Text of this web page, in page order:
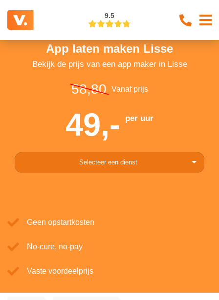
9.5
App laten maken Lisse
Bekijk de prijs van een app maker in Lisse
58,80 Vanaf prijs
49,- per uur
Selecteer een dienst
Geen opstartkosten
No-cure, no-pay
Vaste voordeelprijs